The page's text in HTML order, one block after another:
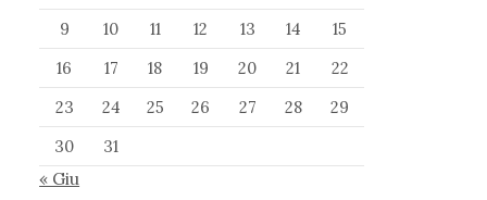
9
10 11 12 13 14
15
16
17 18 19 20 21
22
23
24 25 26 27 28
29
30
31
« Giu